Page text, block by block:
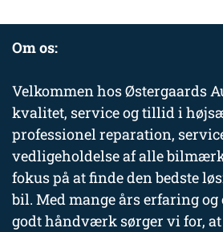
Om os:
Velkommen hos Østergaards
kvalitet, service og tillid i
professionel reparation,
vedligeholdelse af alle
fokus på at finde den bedste
bil. Med mange års erfaring
godt håndværk sørger vi for,